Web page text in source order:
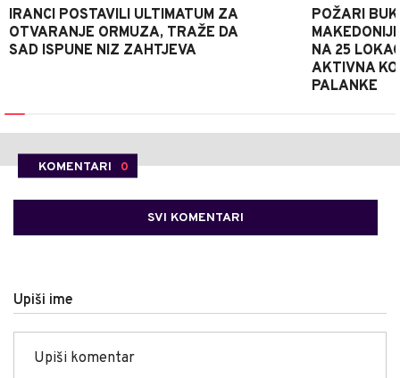
IRANCI POSTAVILI ULTIMATUM ZA
OTVARANJE ORMUZA, TRAŽE DA
SAD ISPUNE NIZ ZAHTJEVA
POŽARI
NA 25
AKTIVNA
PALANKE
KOMENTARI 0
SVI KOMENTARI
Upiši ime